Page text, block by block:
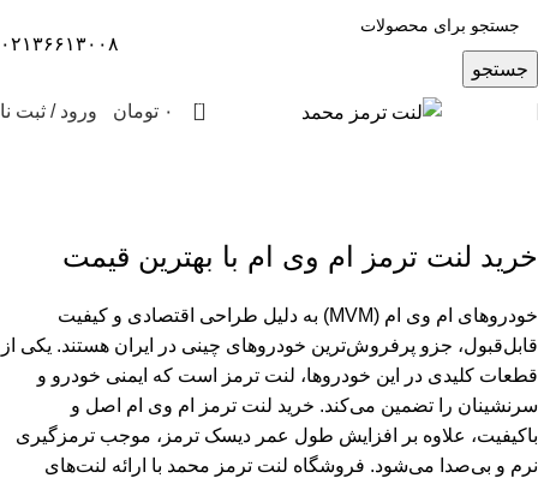
جستجو
۰۲۱۳۶۶۱۳۰۰۸
0 ۰ تومان ورود / ثبت
خرید لنت ترمز ام وی ام با بهترین قیمت
خودروهای ام وی ام (MVM) به دلیل طراحی اقتصادی و کیفیت
قابل‌قبول، جزو پرفروش‌ترین خودروهای چینی در ایران هستند. یکی از
قطعات کلیدی در این خودروها، لنت ترمز است که ایمنی خودرو و
سرنشینان را تضمین می‌کند. خرید لنت ترمز ام وی ام اصل و
باکیفیت، علاوه بر افزایش طول عمر دیسک ترمز، موجب ترمزگیری
نرم و بی‌صدا می‌شود. فروشگاه لنت ترمز محمد با ارائه لنت‌های